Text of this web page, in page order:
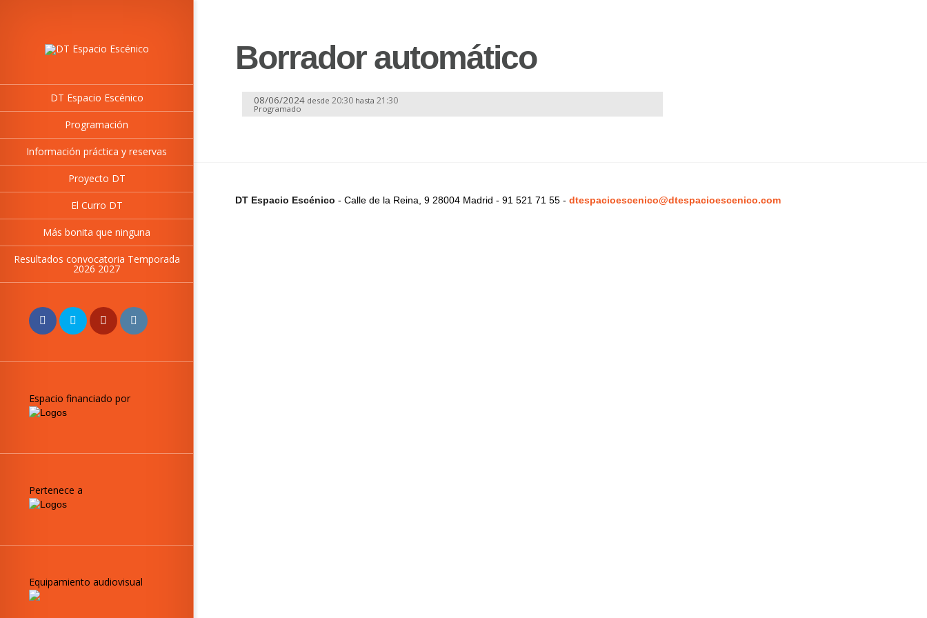
DT Espacio Escénico
Programación
Información práctica y reservas
Proyecto DT
El Curro DT
Más bonita que ninguna
Resultados convocatoria Temporada
2026 2027
Espacio financiado por
Pertenece a
Equipamiento audiovisual
Borrador automático
08/06/2024 desde 20:30 hasta 21:30
Programado
DT Espacio Escénico - Calle de la Reina, 9 28004 Madrid - 91 521 71 55 - dtespacioescenico@dtespacioescenico.com